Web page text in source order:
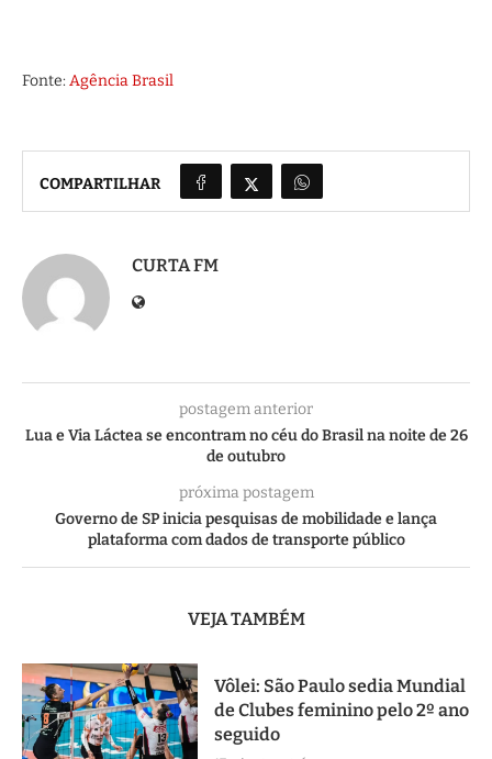
Fonte: Agência Brasil
COMPARTILHAR
CURTA FM
postagem anterior
Lua e Via Láctea se encontram no céu do Brasil na noite de 26
de outubro
próxima postagem
Governo de SP inicia pesquisas de mobilidade e lança
plataforma com dados de transporte público
VEJA TAMBÉM
Vôlei: São Paulo sedia Mundial
de Clubes feminino pelo 2º ano
seguido